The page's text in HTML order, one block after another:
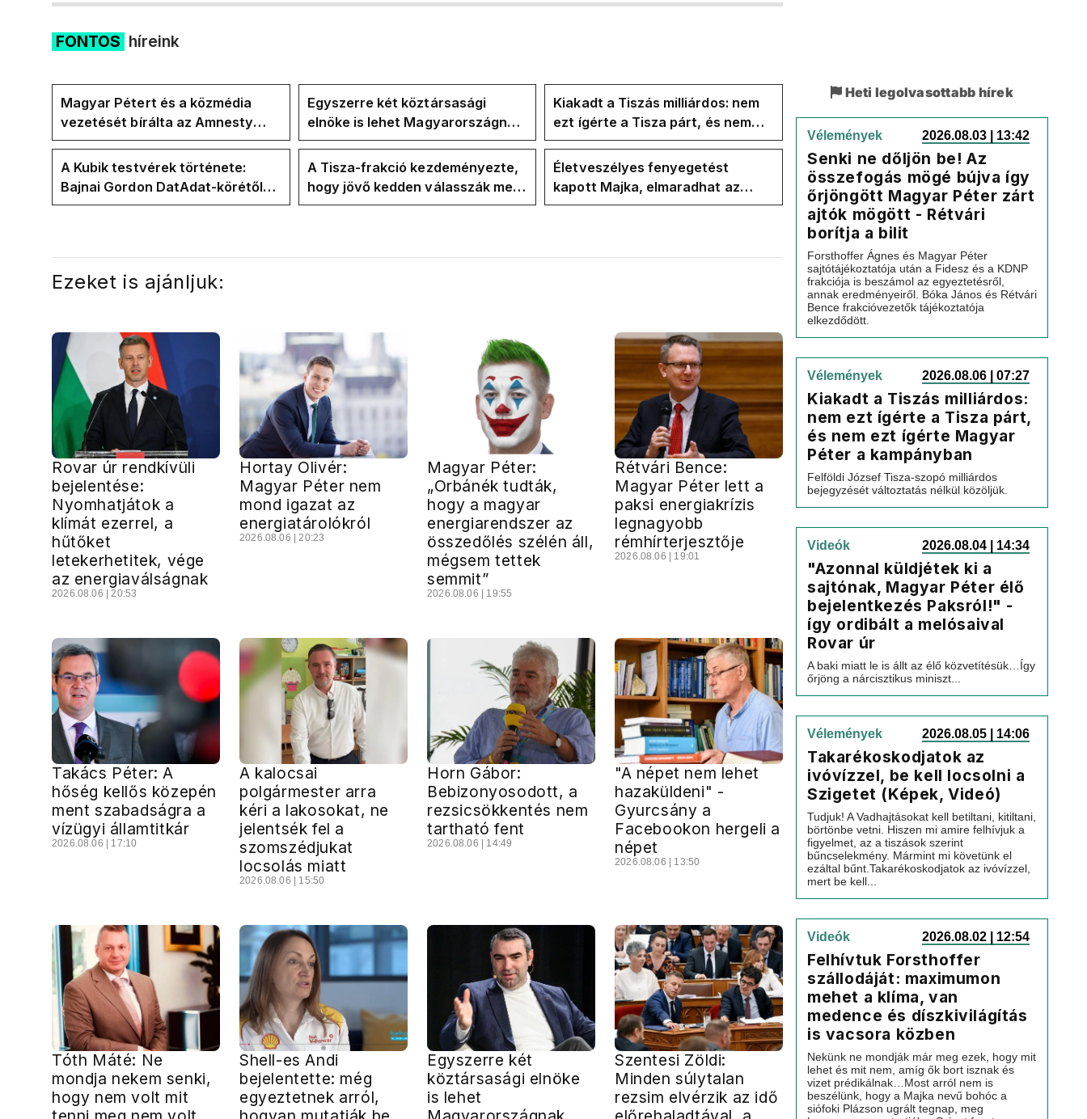
FONTOS híreink
Magyar Pétert és a közmédia
vezetését bírálta az Amnesty
International a Klubrádióban
Egyszerre két köztársasági
elnöke is lehet Magyarországnak
jövő hétre
Kiakadt a Tiszás milliárdos: nem
ezt ígérte a Tisza párt, és nem
ezt ígérte Magyar Péter a
kampányban
A Kubik testvérek története:
Bajnai Gordon DatAdat-körétől
az ECDA-n át Magyar Péter
A Tisza-frakció kezdeményezte,
hogy jövő kedden válasszák meg
az új köztársasági elnököt
Életveszélyes fenyegetést
kapott Majka, elmaradhat az
erdélyi koncertje
Ezeket is ajánljuk:
Rovar úr rendkívüli
bejelentése:
Nyomhatjátok a
klímát ezerrel, a
hűtőket
letekerhetitek, vége
az energiaválságnak
2026.08.06 | 20:53
Hortay Olivér:
Magyar Péter nem
mond igazat az
energiatárolókról
2026.08.06 | 20:23
Magyar Péter:
„Orbánék tudták,
hogy a magyar
energiarendszer az
összedőlés szélén áll,
mégsem tettek
semmit”
2026.08.06 | 19:55
Rétvári Bence:
Magyar Péter lett a
paksi energiakrízis
legnagyobb
rémhírterjesztője
2026.08.06 | 19:01
Takács Péter: A
hőség kellős közepén
ment szabadságra a
vízügyi államtitkár
2026.08.06 | 17:10
A kalocsai
polgármester arra
kéri a lakosokat, ne
jelentsék fel a
szomszédjukat
locsolás miatt
2026.08.06 | 15:50
Horn Gábor:
Bebizonyosodott, a
rezsicsökkentés nem
tartható fent
2026.08.06 | 14:49
"A népet nem lehet
hazaküldeni" -
Gyurcsány a
Facebookon hergeli a
népet
2026.08.06 | 13:50
Tóth Máté: Ne
mondja nekem senki,
hogy nem volt mit
Shell-es Andi
bejelentette: még
egyeztetnek arról,
Egyszerre két
köztársasági elnöke
is lehet
Szentesi Zöldi:
Minden súlytalan
rezsim elvérzik az idő
Heti legolvasottabb hírek
Vélemények 2026.08.03 | 13:42
Senki ne dőljön be! Az
összefogás mögé bújva így
őrjöngött Magyar Péter zárt
ajtók mögött - Rétvári
borítja a bilit
Forsthoffer Ágnes és Magyar Péter
sajtótájékoztatója után a Fidesz és a KDNP
frakciója is beszámol az egyeztetésről,
annak eredményeiről. Bóka János és Rétvári
Bence frakcióvezetők tájékoztatója
elkezdődött.
Vélemények 2026.08.06 | 07:27
Kiakadt a Tiszás milliárdos:
nem ezt ígérte a Tisza párt,
és nem ezt ígérte Magyar
Péter a kampányban
Felföldi József Tisza-szopó milliárdos
bejegyzését változtatás nélkül közöljük.
Videók 2026.08.04 | 14:34
"Azonnal küldjétek ki a
sajtónak, Magyar Péter élő
bejelentkezés Paksról!" -
így ordibált a melósaival
Rovar úr
A baki miatt le is állt az élő közvetítésük…Így
őrjöng a nárcisztikus miniszt...
Vélemények 2026.08.05 | 14:06
Takarékoskodjatok az
ivóvízzel, be kell locsolni a
Szigetet (Képek, Videó)
Tudjuk! A Vadhajtásokat kell betiltani, kitiltani,
börtönbe vetni. Hiszen mi amire felhívjuk a
figyelmet, az a tiszások szerint
bűncselekmény. Mármint mi követünk el
ezáltal bűnt.Takarékoskodjatok az ivóvízzel,
mert be kell...
Videók 2026.08.02 | 12:54
Felhívtuk Forsthoffer
szállodáját: maximumon
mehet a klíma, van
medence és díszkivilágítás
is vacsora közben
Nekünk ne mondják már meg ezek, hogy mit
lehet és mit nem, amíg ők bort isznak és
vizet prédikálnak…Most arról nem is
beszélünk, hogy a Majka nevű bohóc a
siófoki Plázson ugrált tegnap, meg